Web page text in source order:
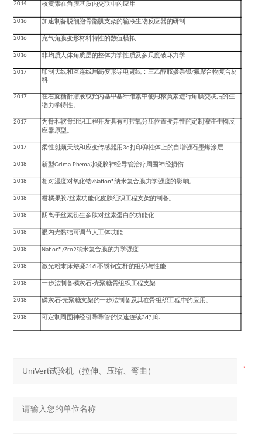
2014 核黄素在角膜基质内交联中的应用
2016 加速制备脱细胞骨骼肌支架的输液生物反应器的研制
2016 充气角膜变形材料特性的数值模拟
2016 非均质人体角质层的整体力学性质及多尺度破坏力学
2017 印制天线和互连线用高变形导电迹线：三乙醇胺掺杂银/氟聚合物复合材
料
2017 在右旋糖酐溶液或羟丙基甲基纤维素中使用核黄素进行角膜交联后的生
物力学特性。
2017 为骨和软骨组织工程开发具有可控氧分压位置变异性的定制灌注生物反
应器原型。
2017 柔性射频天线和应变传感器用3d打印弹性体上的自增强石墨烯涂层
2018 新型Gelma-Phema水凝胶神经导管治疗周围神经损伤
2018 相对湿度对氧化锆/Nafion®纳米复合膜力学强度的影响。
2018 柑橘果胶/丝素功能化皮肤组织工程支架的制备。
2018 阴离子丝素衍生多肽对丝素蛋白的功能化
2018 眼内光黏结可调节人工体功能
2018 Nafion®/Zro2纳米复合膜的力学强度
2018 激光粉末床熔凝316l不锈钢立杆的组织与性能
2018 一步法制备磷灰石-壳聚糖骨组织工程支架
2018 磷灰石-壳聚糖支架的一步法制备及其在骨组织工程中的应用。
2018 可定制周围神经引导导管的快速连续3d打印